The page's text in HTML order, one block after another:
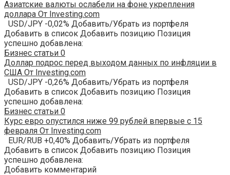
Азиатские валюты ослабели на фоне укрепления
доллара От Investing.com
USD/JPY -0,02% Добавить/Убрать из портфеля
Добавить в список Добавить позицию Позиция
успешно добавлена:
Бизнес статьи 0
Доллар подрос перед выходом данных по инфляции в
США От Investing.com
USD/JPY -0,26% Добавить/Убрать из портфеля
Добавить в список Добавить позицию Позиция
успешно добавлена:
Бизнес статьи 0
Курс евро опустился ниже 99 рублей впервые с 15
февраля От Investing.com
EUR/RUB +0,40% Добавить/Убрать из портфеля
Добавить в список Добавить позицию Позиция
успешно добавлена:
Добавить комментарий